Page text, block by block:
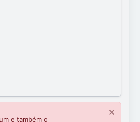
e também o